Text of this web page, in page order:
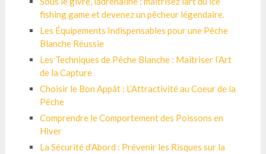
fishing game et devenez un pêcheur légendaire.
Les Équipements Indispensables pour une Pêche
Blanche Réussie
Les Techniques de Pêche Blanche : Maîtriser l’Art
de la Capture
Choisir le Bon Appât : L’Attractivité au Coeur de la
Pêche
Comprendre le Comportement des Poissons en
Hiver
La Sécurité d’Abord : Prévenir les Risques sur la